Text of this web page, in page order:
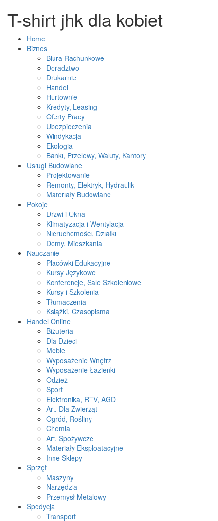
T-shirt jhk dla kobiet
Home
Biznes
Biura Rachunkowe
Doradztwo
Drukarnie
Handel
Hurtownie
Kredyty, Leasing
Oferty Pracy
Ubezpieczenia
Windykacja
Ekologia
Banki, Przelewy, Waluty, Kantory
Usługi Budowlane
Projektowanie
Remonty, Elektryk, Hydraulik
Materiały Budowlane
Pokoje
Drzwi i Okna
Klimatyzacja i Wentylacja
Nieruchomości, Działki
Domy, Mieszkania
Nauczanie
Placówki Edukacyjne
Kursy Językowe
Konferencje, Sale Szkoleniowe
Kursy i Szkolenia
Tłumaczenia
Książki, Czasopisma
Handel Online
Biżuteria
Dla Dzieci
Meble
Wyposażenie Wnętrz
Wyposażenie Łazienki
Odzież
Sport
Elektronika, RTV, AGD
Art. Dla Zwierząt
Ogród, Rośliny
Chemia
Art. Spożywcze
Materiały Eksploatacyjne
Inne Sklepy
Sprzęt
Maszyny
Narzędzia
Przemysł Metalowy
Spedycja
Transport